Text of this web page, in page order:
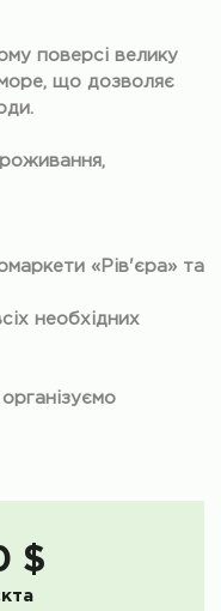
поверсі велику
що дозволяє
«Рів'єра» та
необхідних
$